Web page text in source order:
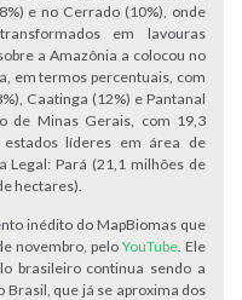
e no Cerrado (10%), onde
em lavouras
a Amazônia a colocou no
em termos percentuais, com
Caatinga (12%) e Pantanal
de Minas Gerais, com 19,3
líderes em área de
Legal: Pará (21,1 milhões de
hectares).
inédito do MapBiomas que
novembro, pelo YouTube. Ele
brasileiro continua sendo a
que já se aproxima dos